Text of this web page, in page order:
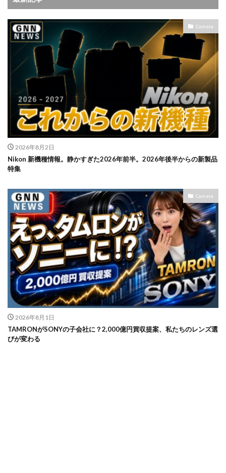
Camera
2026年8月2日
Nikon 新機種情報。静かすぎた2026年前半。2026年後半からの新製品
特集
Camera
2026年8月1日
TAMRONがSONYの子会社に？2,000億円買収提案、私たちのレンズ選
びが変わる